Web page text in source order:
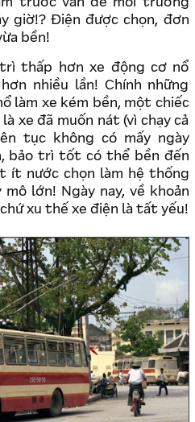
trước vấn đề môi trường
giờ!? Điện được chọn, đơn
bền!
thấp hơn xe động cơ nổ
nhiều lần! Chính những
làm xe kém bền, một chiếc
xe đã muốn nát (vì chạy cả
tục không có mấy ngày
bảo trì tốt có thể bền đến
ít nước chọn làm hệ thống
lớn! Ngày nay, về khoản
xu thế xe điện là tất yếu!